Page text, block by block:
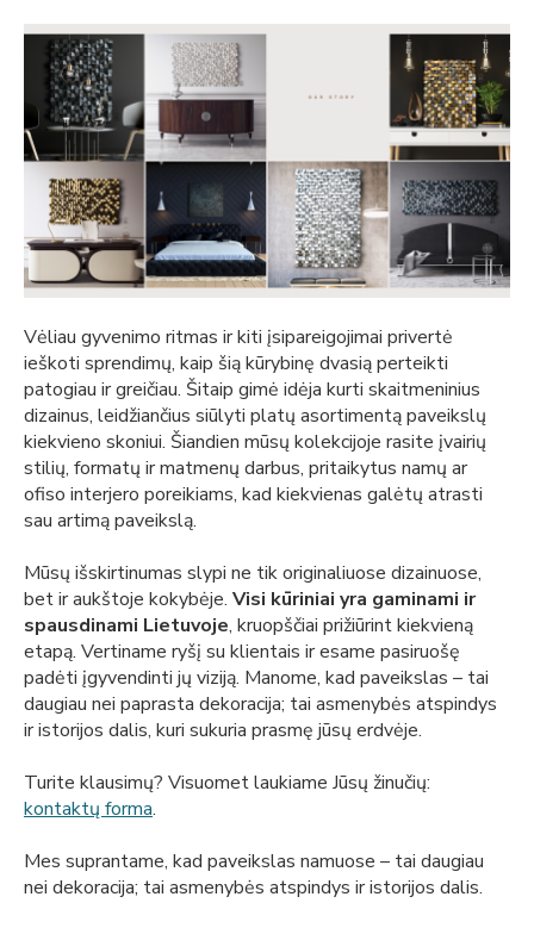
Vėliau gyvenimo ritmas ir kiti įsipareigojimai privertė
ieškoti sprendimų, kaip šią kūrybinę dvasią perteikti
patogiau ir greičiau. Šitaip gimė idėja kurti skaitmeninius
dizainus, leidžiančius siūlyti platų asortimentą paveikslų
kiekvieno skoniui. Šiandien mūsų kolekcijoje rasite įvairių
stilių, formatų ir matmenų darbus, pritaikytus namų ar
ofiso interjero poreikiams, kad kiekvienas galėtų atrasti
sau artimą paveikslą.
Mūsų išskirtinumas slypi ne tik originaliuose dizainuose,
bet ir aukštoje kokybėje. Visi kūriniai yra gaminami ir
spausdinami Lietuvoje, kruopščiai prižiūrint kiekvieną
etapą. Vertiname ryšį su klientais ir esame pasiruošę
padėti įgyvendinti jų viziją. Manome, kad paveikslas – tai
daugiau nei paprasta dekoracija; tai asmenybės atspindys
ir istorijos dalis, kuri sukuria prasmę jūsų erdvėje.
Turite klausimų? Visuomet laukiame Jūsų žinučių:
kontaktų forma.
Mes suprantame, kad paveikslas namuose – tai daugiau
nei dekoracija; tai asmenybės atspindys ir istorijos dalis.